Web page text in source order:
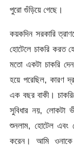
পুরো গুঁড়িয়ে গেছে।
কয়কদিন সরকারি
হোটেলে চাকরি করত
মতো একটা চাকরি
হয়ে পরেছিল, কারণ
এক বছর বাকী।
সুবিধার নয়, লোকটা
শুনলাম, হোটেল এবং
করেন। আমি ওনাকে